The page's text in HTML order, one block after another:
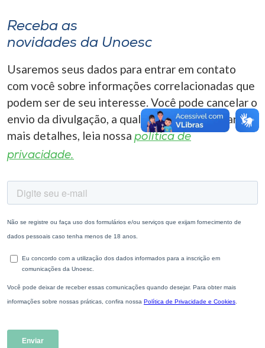
A+
Receba as
novidades da Unoesc
Usaremos seus dados para entrar em contato
com você sobre informações correlacionadas que
podem ser de seu interesse. Você pode cancelar o
envio da divulgação, a qualquer momento. Para
mais detalhes, leia nossa política de
privacidade.